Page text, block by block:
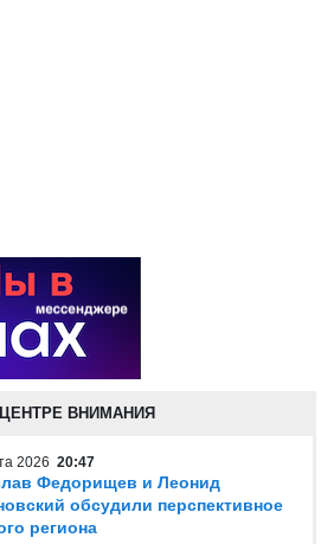
ВНИМАНИЯ
2026 20:47
Федорищев и Леонид
обсудили перспективное
региона